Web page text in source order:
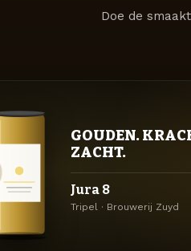
Doe de
GOUDEN.
ZACHT.
Jura 8
Tripel · Brouwerij Zuyd